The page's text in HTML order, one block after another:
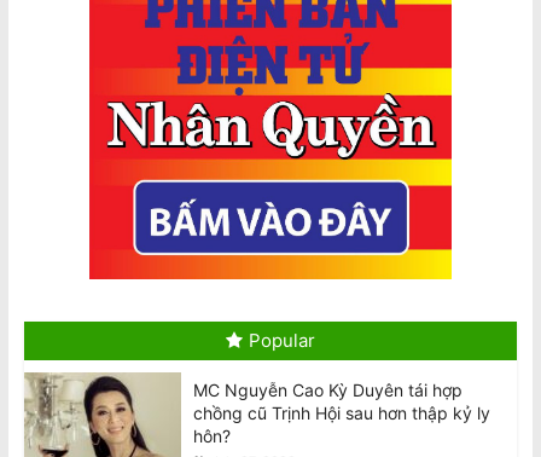
National Stroke Week: 6 Loại thực
phẩm giúp ngăn ngừa các cơn đột
quỵ, tử vong
August 8, 2026
Việt Nam bị cáo buộc tái diễn chiến
dịch đàn áp giới cầm bút sau vụ bắt
giữ tác giả
August 9, 2026
August 9, 2026
Giám khảo MasterChef bênh vực
Meghan về vụ ‘gây căng thẳng trên
trường quay’
Popular
MC Nguyễn Cao Kỳ Duyên tái hợp
chồng cũ Trịnh Hội sau hơn thập kỷ ly
hôn?